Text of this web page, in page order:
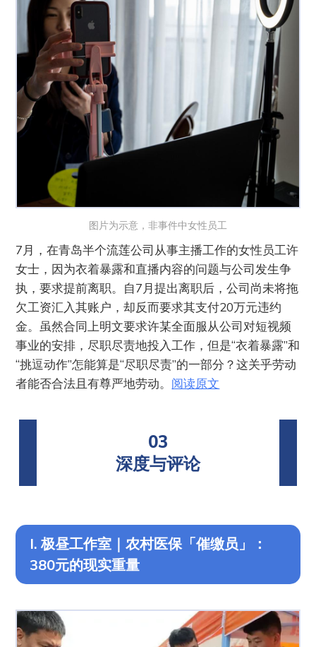
图片为示意，非事件中女性员工
7月，在青岛半个流莲公司从事主播工作的女性员工许
女士，因为衣着暴露和直播内容的问题与公司发生争
执，要求提前离职。自7月提出离职后，公司尚未将拖
欠工资汇入其账户，却反而要求其支付20万元违约
金。虽然合同上明文要求许某全面服从公司对短视频
事业的安排，尽职尽责地投入工作，但是“衣着暴露”和
“挑逗动作”怎能算是“尽职尽责”的一部分？这关乎劳动
者能否合法且有尊严地劳动。 阅读原文
03
深度与评论
I. 极昼工作室｜农村医保「催缴员」：
380元的现实重量